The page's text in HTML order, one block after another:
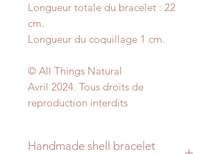
Longueur totale du bracelet : 22
cm.
Longueur du coquillage 1 cm.
© All Things Natural
Avril 2024. Tous droits de
reproduction interdits
Handmade shell bracelet